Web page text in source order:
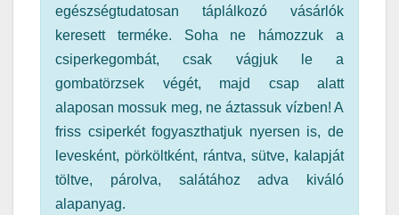
egészségtudatosan táplálkozó vásárlók
keresett terméke. Soha ne hámozzuk a
csiperkegombát, csak vágjuk le a
gombatörzsek végét, majd csap alatt
alaposan mossuk meg, ne áztassuk vízben! A
friss csiperkét fogyaszthatjuk nyersen is, de
levesként, pörköltként, rántva, sütve, kalapját
töltve, párolva, salátához adva kiváló
alapanyag.